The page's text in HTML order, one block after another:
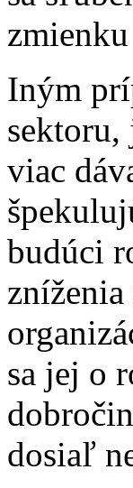
Iným
sektoru,
viac
budúci
sa jej o
dosiaľ